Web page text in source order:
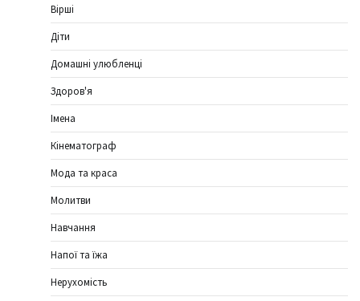
Вірші
Діти
Домашні улюбленці
Здоров'я
Імена
Кінематограф
Мода та краса
Молитви
Навчання
Напої та їжа
Нерухомість